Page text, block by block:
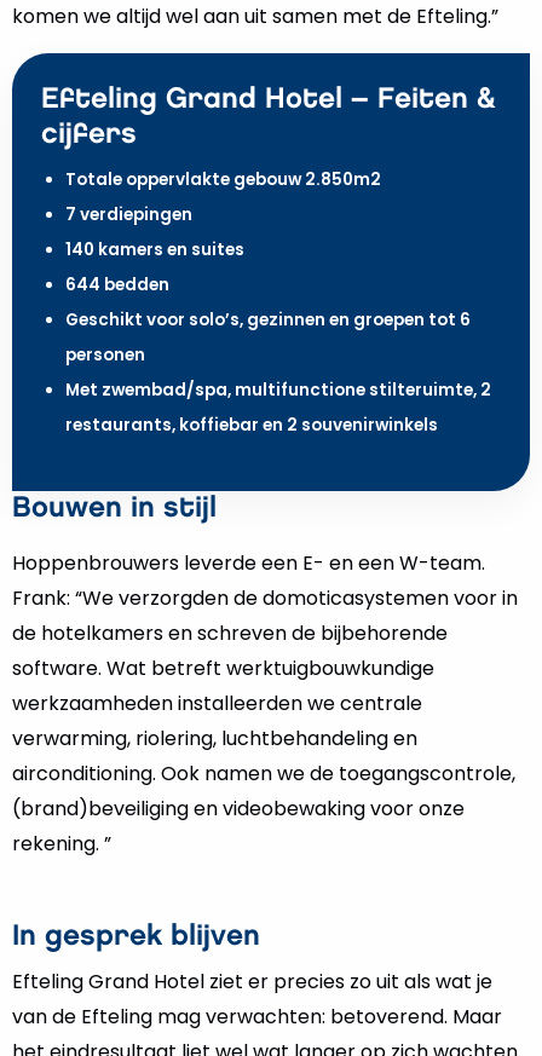
komen we altijd wel aan uit samen met de Efteling.”
Efteling Grand Hotel – Feiten &
cijfers
Totale oppervlakte gebouw 2.850m2
7 verdiepingen
140 kamers en suites
644 bedden
Geschikt voor solo’s, gezinnen en groepen tot 6
personen
Met zwembad/spa, multifunctione stilteruimte, 2
restaurants, koffiebar en 2 souvenirwinkels
Bouwen in stijl
Hoppenbrouwers leverde een E- en een W-team.
Frank: “We verzorgden de domoticasystemen voor in
de hotelkamers en schreven de bijbehorende
software. Wat betreft werktuigbouwkundige
werkzaamheden installeerden we centrale
verwarming, riolering, luchtbehandeling en
airconditioning. Ook namen we de toegangscontrole,
(brand)beveiliging en videobewaking voor onze
rekening. ”
In gesprek blijven
Efteling Grand Hotel ziet er precies zo uit als wat je
van de Efteling mag verwachten: betoverend. Maar